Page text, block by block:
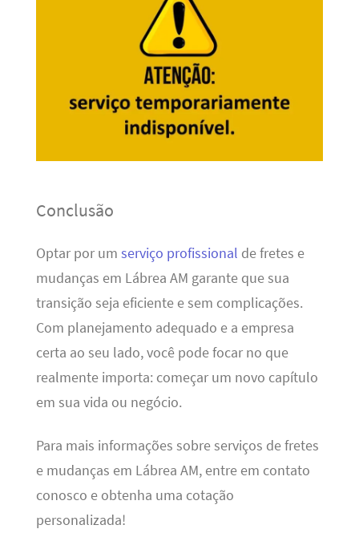
Conclusão
Optar por um serviço profissional de fretes e
mudanças em Lábrea AM garante que sua
transição seja eficiente e sem complicações.
Com planejamento adequado e a empresa
certa ao seu lado, você pode focar no que
realmente importa: começar um novo capítulo
em sua vida ou negócio.
Para mais informações sobre serviços de fretes
e mudanças em Lábrea AM, entre em contato
conosco e obtenha uma cotação
personalizada!